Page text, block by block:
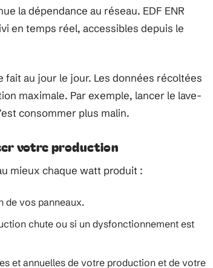
la dépendance au réseau. EDF ENR
en temps réel, accessibles depuis le
fait au jour le jour. Les données récoltées
maximale. Par exemple, lancer le lave-
consommer plus malin.
votre production
mieux chaque watt produit :
de vos panneaux.
chute ou si un dysfonctionnement est
et annuelles de votre production et de votre